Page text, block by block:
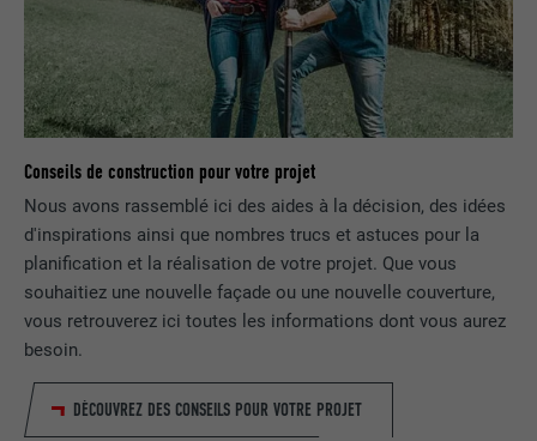
Conseils de construction pour votre projet
Nous avons rassemblé ici des aides à la décision, des idées
d'inspirations ainsi que nombres trucs et astuces pour la
planification et la réalisation de votre projet. Que vous
souhaitiez une nouvelle façade ou une nouvelle couverture,
vous retrouverez ici toutes les informations dont vous aurez
besoin.
DÉCOUVREZ DES CONSEILS POUR VOTRE PROJET
NOM lissc
FOURNISSEUR LinkedIn
EXPIRATION 1 an
UTILITÉ
Est utilisé pour garantir que le même
attribut SameSite est disponible pour
tous les cookies dans ce navigateur
FOURNISSEUR
EXPIRATION 3 mois